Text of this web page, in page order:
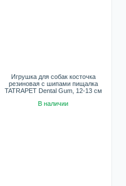
Игрушка для собак косточка
резиновая с шипами пищалка
TATRAPET Dental Gum, 12-13 см
В наличии